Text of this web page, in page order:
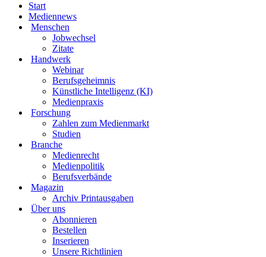
Start
Mediennews
Menschen
Jobwechsel
Zitate
Handwerk
Webinar
Berufsgeheimnis
Künstliche Intelligenz (KI)
Medienpraxis
Forschung
Zahlen zum Medienmarkt
Studien
Branche
Medienrecht
Medienpolitik
Berufsverbände
Magazin
Archiv Printausgaben
Über uns
Abonnieren
Bestellen
Inserieren
Unsere Richtlinien